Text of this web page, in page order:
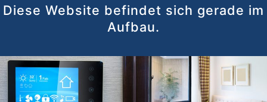
Diese Website befindet sich gerade im
Aufbau.